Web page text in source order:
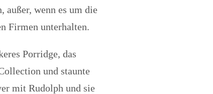
außer, wenn es um die
Firmen unterhalten.
Porridge, das
und staunte
mit Rudolph und sie